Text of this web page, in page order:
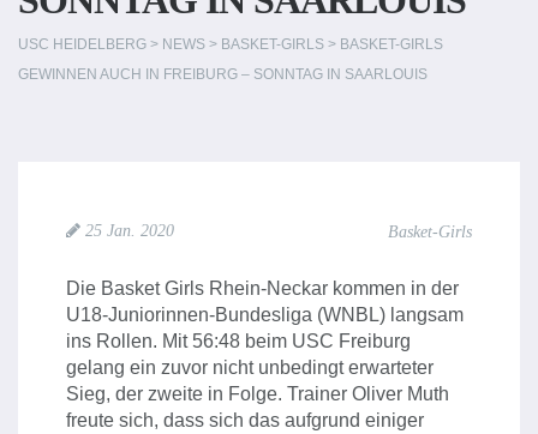
USC HEIDELBERG > NEWS > BASKET-GIRLS > BASKET-GIRLS
GEWINNEN AUCH IN FREIBURG – SONNTAG IN SAARLOUIS
25 Jan. 2020 Basket-Girls
Die Basket Girls Rhein-Neckar kommen in der
U18-Juniorinnen-Bundesliga (WNBL) langsam
ins Rollen. Mit 56:48 beim USC Freiburg
gelang ein zuvor nicht unbedingt erwarteter
Sieg, der zweite in Folge. Trainer Oliver Muth
freute sich, dass sich das aufgrund einiger